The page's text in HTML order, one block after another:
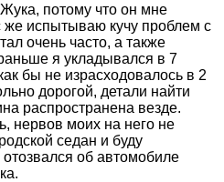
потому что он мне
испытываю кучу проблем с
очень часто, а также
я укладывался в 7
бы не израсходовалось в 2
дорогой, детали найти
распространена везде.
нервов моих на него не
седан и буду
об автомобиле